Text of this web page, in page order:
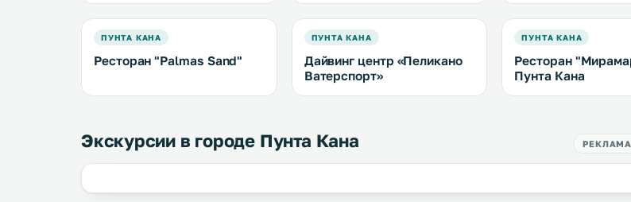
ПУНТА КАНА
Ресторан "Palmas Sand"
ПУНТА КАНА
Дайвинг центр «Пеликано
Ватерспорт»
ПУНТА КАНА
Ресторан
Пунта Кана
Экскурсии в городе Пунта Кана РЕКЛАМА